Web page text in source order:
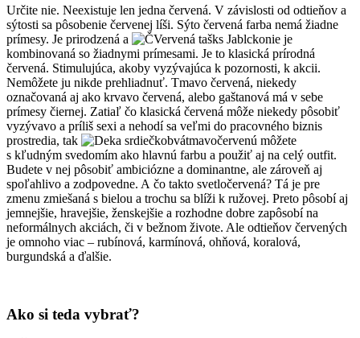
Určite nie. Neexistuje len jedna červená. V závislosti od odtieňov a
sýtosti sa pôsobenie červenej líši. Sýto červená farba nemá žiadne
prímesy. Je prirodzená a
nie je
kombinovaná so žiadnymi prímesami. Je to klasická prírodná
červená. Stimulujúca, akoby vyzývajúca k pozornosti, k akcii.
Nemôžete ju nikde prehliadnuť. Tmavo červená, niekedy
označovaná aj ako krvavo červená, alebo gaštanová má v sebe
prímesy čiernej. Zatiaľ čo klasická červená môže niekedy pôsobiť
vyzývavo a príliš sexi a nehodí sa veľmi do pracovného biznis
prostredia, tak
tmavočervenú môžete
s kľudným svedomím ako hlavnú farbu a použiť aj na celý outfit.
Budete v nej pôsobiť ambiciózne a dominantne, ale zároveň aj
spoľahlivo a zodpovedne. A čo takto svetločervená? Tá je pre
zmenu zmiešaná s bielou a trochu sa blíži k ružovej. Preto pôsobí aj
jemnejšie, hravejšie, ženskejšie a rozhodne dobre zapôsobí na
neformálnych akciách, či v bežnom živote. Ale odtieňov červených
je omnoho viac – rubínová, karmínová, ohňová, koralová,
burgundská a ďalšie.
Ako si teda vybrať?